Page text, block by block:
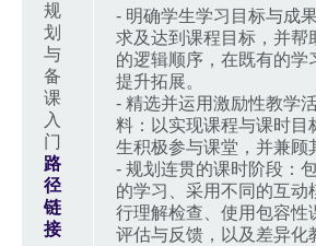
规
划
与
备
课
入
门
路
径
链
接
- 明确学生学习目标与成
求及达到课程目标，并帮
的逻辑顺序，在既有的学
提升拓展。
- 精选并运用激励性教学
料：以实现课程与课时目
生积极参与课堂，并兼顾
- 规划连贯的课时阶段：
的学习、采用不同的互动
行理解检查、使用包容性
评估与反馈，以及差异化